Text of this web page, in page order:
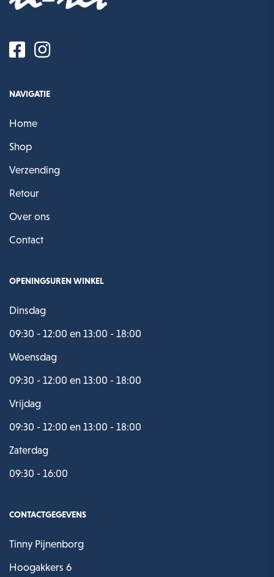
NAVIGATIE
Home
Shop
Verzending
Retour
Over ons
Contact
OPENINGSUREN WINKEL
Dinsdag
09:30 - 12:00 en 13:00 - 18:00
Woensdag
09:30 - 12:00 en 13:00 - 18:00
Vrijdag
09:30 - 12:00 en 13:00 - 18:00
Zaterdag
09:30 - 16:00
CONTACTGEGEVENS
Tinny Pijnenborg
Hoogakkers 6